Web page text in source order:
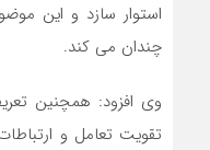
استوار سازد و این
چندان می کند.
وی افزود: همچنین
تقویت تعامل و